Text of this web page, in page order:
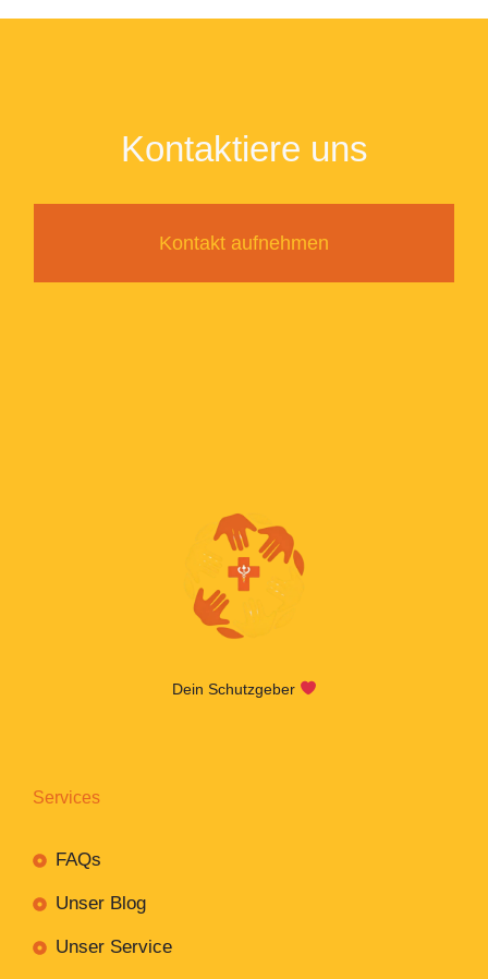
Kontaktiere uns
Kontakt aufnehmen
Dein Schutzgeber
Services
FAQs
Unser Blog
Unser Service